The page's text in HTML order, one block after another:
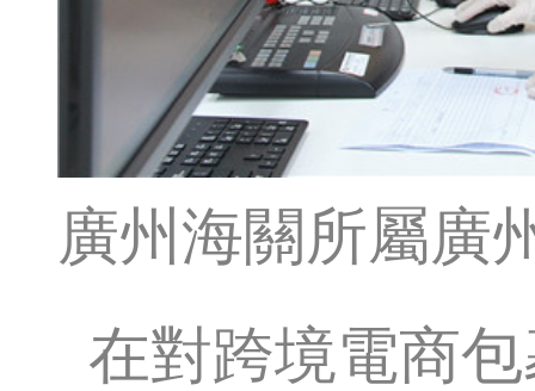
廣州海關所屬廣
在對跨境電商